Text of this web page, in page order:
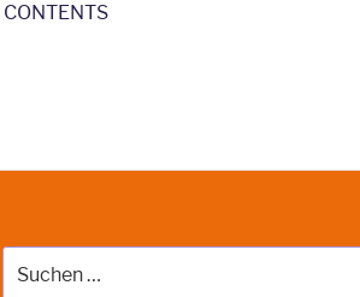
CONTENTS
nach: